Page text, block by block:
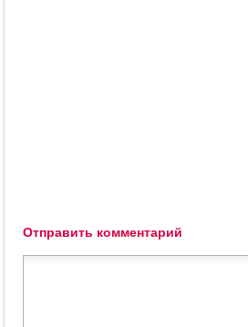
Отправить комментарий